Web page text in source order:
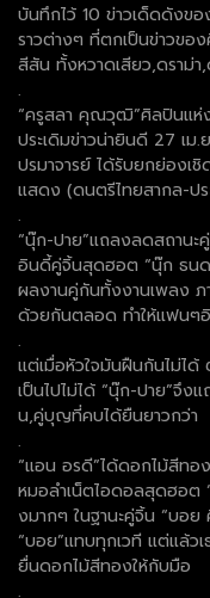
บันทึกไว้ 10 ข่าวเด็ดดังข
ราวต่างๆ ที่ตกเป็นข่าวขอ
สีสัน ทั้งหวาดเสียว,ดราม่า
.
“ครูสลา คุณวุฒิ”ศิลปินแห่
ประเดิมข่าวน่ายินดี 27 เ
ปรมาจารย์ ได้รับยกย่องเชิ
แสดง (ดนตรีไทยสากล-ป
.
“นุ๊ก-ปาย”แถลงลดสถานะ
อินดี้คู่จิ้นสุดฮอต “นุ๊ก ธนด
ผลงานคู่กันทั้งงานเพลง
ด้วยกันตลอด ทำให้แฟนๆ
.
แต่เมื่อหัวใจมันฝืนกันไม่ไ
เป็นไปไม่ได้ “นุ๊ก-ปาย”จึง
น,คู่บุญที่คบได้ยืนยาวกว่า
.
“แอน อรดี”ได้ดอกไม้สีทอง
หมอลำเน็ตไอดอลสุดฮอต
งมากๆ ในฐานะคู่จิ้น “บอย
“บอย”แทบทุกเวที แต่แล้ว
ยื่นดอกไม้สีทองให้กับมือ
.